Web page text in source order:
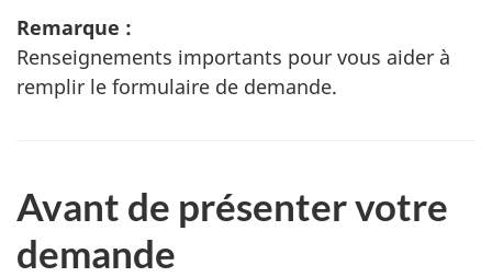
Remarque :
Renseignements importants pour vous aider à
remplir le formulaire de demande.
Avant de présenter votre
demande